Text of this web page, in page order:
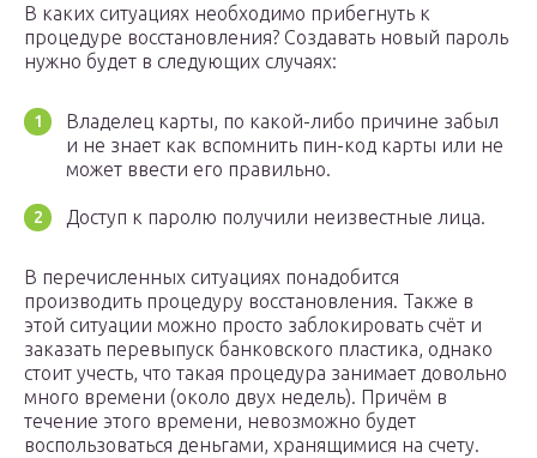
В каких ситуациях необходимо прибегнуть к
процедуре восстановления? Создавать новый пароль
нужно будет в следующих случаях:
Владелец карты, по какой-либо причине забыл
и не знает как вспомнить пин-код карты или не
может ввести его правильно.
Доступ к паролю получили неизвестные лица.
В перечисленных ситуациях понадобится
производить процедуру восстановления. Также в
этой ситуации можно просто заблокировать счёт и
заказать перевыпуск банковского пластика, однако
стоит учесть, что такая процедура занимает довольно
много времени (около двух недель). Причём в
течение этого времени, невозможно будет
воспользоваться деньгами, хранящимися на счету.